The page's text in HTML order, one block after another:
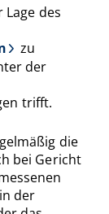
des
zu
der
trifft.
die
bei Gericht
der